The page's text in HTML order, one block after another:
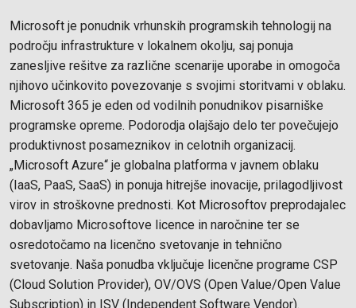
Microsoft je ponudnik vrhunskih programskih tehnologij na
področju infrastrukture v lokalnem okolju, saj ponuja
zanesljive rešitve za različne scenarije uporabe in omogoča
njihovo učinkovito povezovanje s svojimi storitvami v oblaku.
Microsoft 365 je eden od vodilnih ponudnikov pisarniške
programske opreme. Podorodja olajšajo delo ter povečujejo
produktivnost posameznikov in celotnih organizacij.
„Microsoft Azure“ je globalna platforma v javnem oblaku
(IaaS, PaaS, SaaS) in ponuja hitrejše inovacije, prilagodljivost
virov in stroškovne prednosti. Kot Microsoftov preprodajalec
dobavljamo Microsoftove licence in naročnine ter se
osredotočamo na licenčno svetovanje in tehnično
svetovanje. Naša ponudba vključuje licenčne programe CSP
(Cloud Solution Provider), OV/OVS (Open Value/Open Value
Subscription) in ISV (Independent Software Vendor).